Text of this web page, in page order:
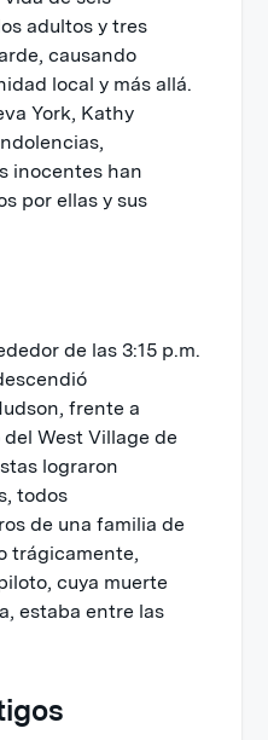
adultos y tres
causando
local y más allá.
York, Kathy
inocentes han
por ellas y sus
de las 3:15 p.m.
frente a
West Village de
lograron
todos
de una familia de
trágicamente,
cuya muerte
estaba entre las